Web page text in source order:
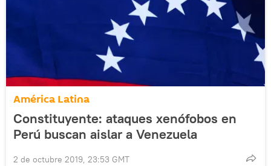
América Latina
Constituyente: ataques xenófobos en
Perú buscan aislar a Venezuela
2 de octubre 2019, 23:53 GMT